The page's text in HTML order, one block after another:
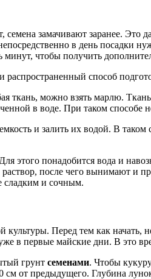
замачивают заранее. Это
в день посадки
минут, чтобы получить
распространенный способ
ткань, можно взять марлю.
в воде. При таком способе
и залить их водой. В
этого понадобится вода и
после чего вынимают и
сладким и сочным.
Перед тем как начать,
в первые майские дни. В это
грунт семенами. Чтобы
см от предыдущего. Глубина